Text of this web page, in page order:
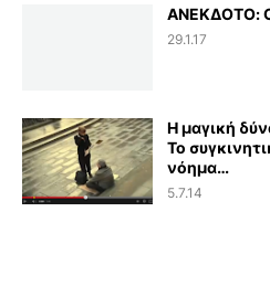
ΑΝΕΚΔΟΤΟ: Ο
29.1.17
Η μαγική
Το
νόημα…
5.7.14